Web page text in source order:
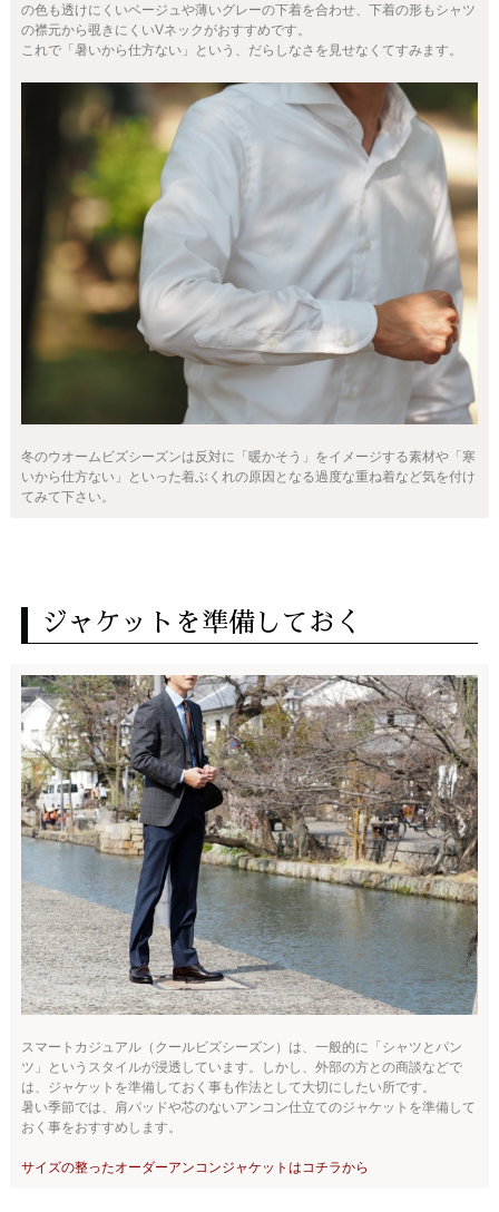
の色も透けにくいベージュや薄いグレーの下着を合わせ、下着の形もシャツ
の襟元から覗きにくいVネックがおすすめです。
これで「暑いから仕方ない」という、だらしなさを見せなくてすみます。
冬のウオームビズシーズンは反対に「暖かそう」をイメージする素材や「寒
いから仕方ない」といった着ぶくれの原因となる過度な重ね着など気を付け
てみて下さい。
ジャケットを準備しておく
スマートカジュアル（クールビズシーズン）は、一般的に「シャツとパン
ツ」というスタイルが浸透しています。しかし、外部の方との商談などで
は、ジャケットを準備しておく事も作法として大切にしたい所です。
暑い季節では、肩パッドや芯のないアンコン仕立てのジャケットを準備して
おく事をおすすめします。
サイズの整ったオーダーアンコンジャケットはコチラから